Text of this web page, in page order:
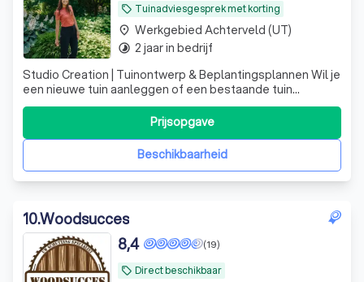
local_offer Tuinadviesgesprek met korting
Studio Creation | Tuinontwerp & Beplantingsplannen Wil je
een nieuwe tuin aanleggen of een bestaande tuin
vernieuwen? Veel mensen schakelen direct een hovenier
in, terwijl de belangrijkste keuzes juist vóór de aanleg
worden gemaakt. Daar help ik bij. Ik ben Liesbeth van
Studio Creation, tuinontweBeschikbaarheid
Prijsopgave
place Werkgebied Achterveld (UT)
timelapse 2 jaar in bedrijf
10.Woodsucces
local_offer Direct beschikbaar
(19)
8,4